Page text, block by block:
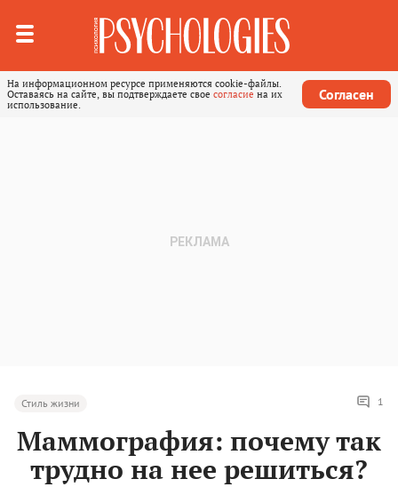
На информационном ресурсе применяются cookie-файлы.
Оставаясь на сайте, вы подтверждаете свое согласие на их
использование.
Согласен
Стиль жизни 1
Маммография: почему так
трудно на нее решиться?